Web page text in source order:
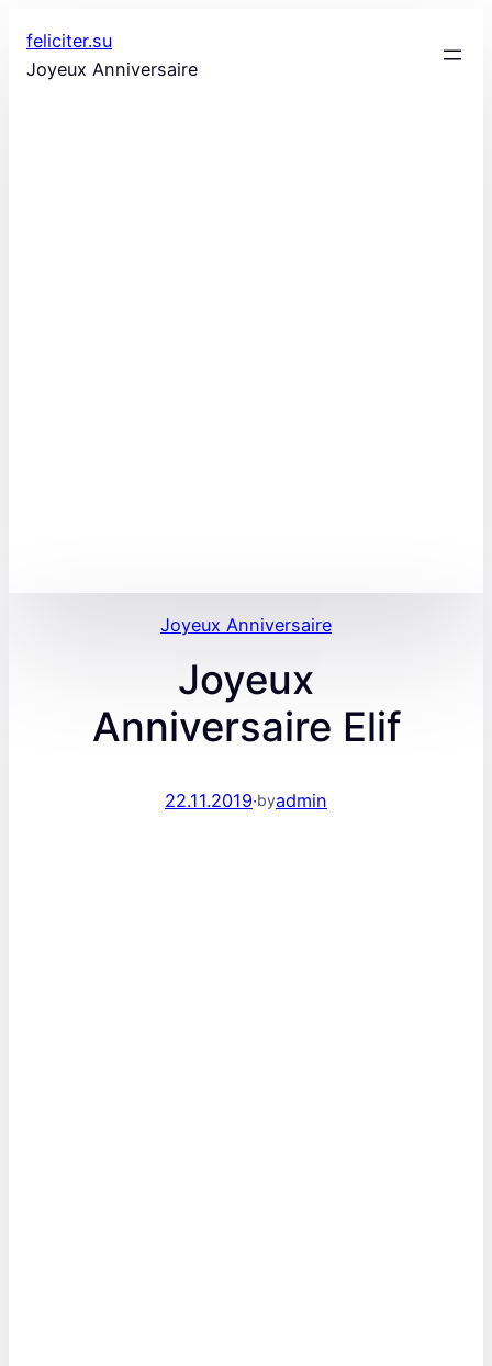
au
contenu
feliciter.su
Joyeux Anniversaire
Joyeux Anniversaire
Joyeux
Anniversaire Elif
22.11.2019·byadmin